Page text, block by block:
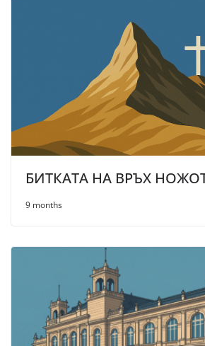
БИТКАТА НА ВРЪХ НОЖОТ
9 months